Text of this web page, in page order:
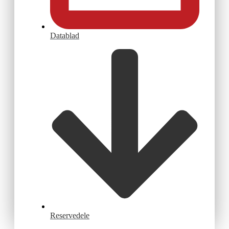
Datablad
Reservedele